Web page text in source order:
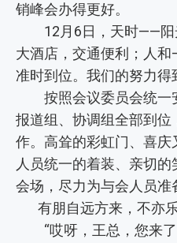
销峰会办得更好。
12月6日，天时——阳
大酒店，交通便利；人
准时到位。我们的努力得
按照会议委员会统一
报道组、协调组全部到
作。高耸的彩虹门、喜
人员统一的着装、亲切
会场，尽力为与会人员准
有朋自远方来，不亦
“哎呀，王总，您来了